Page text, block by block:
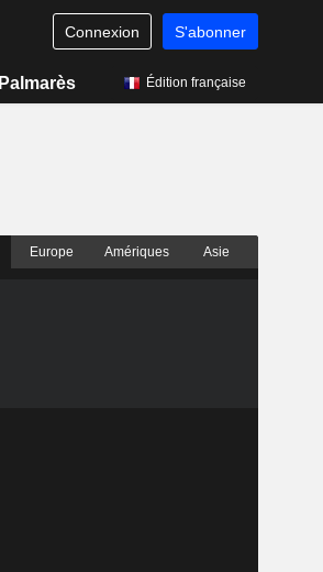
Connexion S'abonner
Palmarès Édition française
Europe Amériques Asie